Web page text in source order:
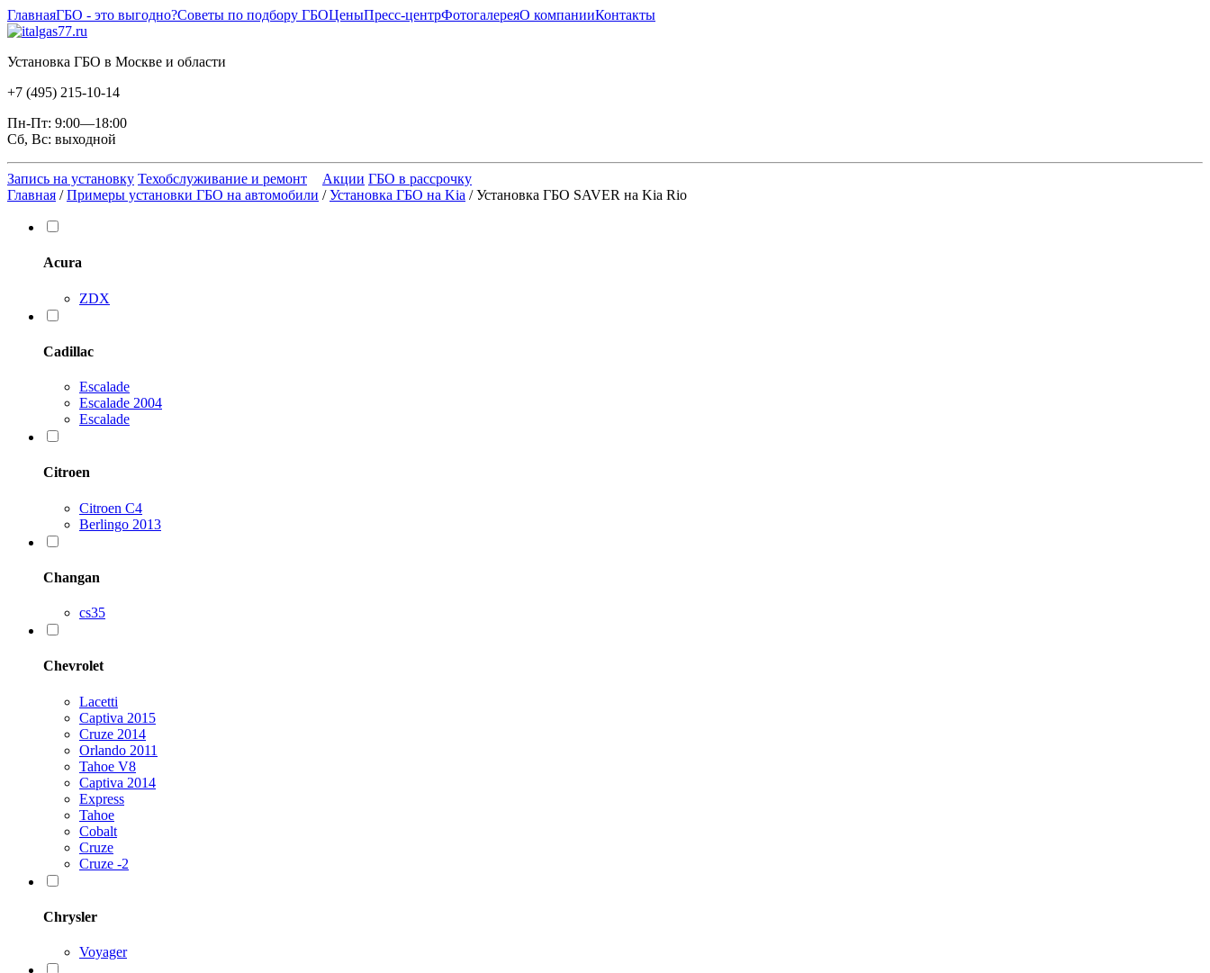
ГлавнаяГБО - это выгодно?Советы по подбору ГБОЦеныПресс-центрФотогалереяО компанииКонтакты
Установка ГБО в Москве и области
+7 (495) 215-10-14
Пн-Пт: 9:00—18:00
Сб, Вс: выходной
Запись на установку Техобслуживание и ремонт Акции ГБО в рассрочку
Главная /Примеры установки ГБО на автомобили /Установка ГБО на Kia / Установка ГБО SAVER на Kia Rio
Acura
ZDX
Cadillac
Escalade
Escalade 2004
Escalade
Citroen
Citroen C4
Berlingo 2013
Changan
cs35
Chevrolet
Lacetti
Captiva 2015
Cruze 2014
Orlando 2011
Tahoe V8
Captiva 2014
Express
Tahoe
Cobalt
Cruze
Cruze -2
Chrysler
Voyager